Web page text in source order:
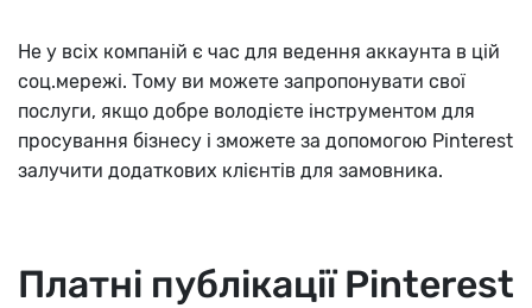
Не у всіх компаній є час для ведення аккаунта в цій
соц.мережі. Тому ви можете запропонувати свої
послуги, якщо добре володієте інструментом для
просування бізнесу і зможете за допомогою Pinterest
залучити додаткових клієнтів для замовника.
Платні публікації Pinterest